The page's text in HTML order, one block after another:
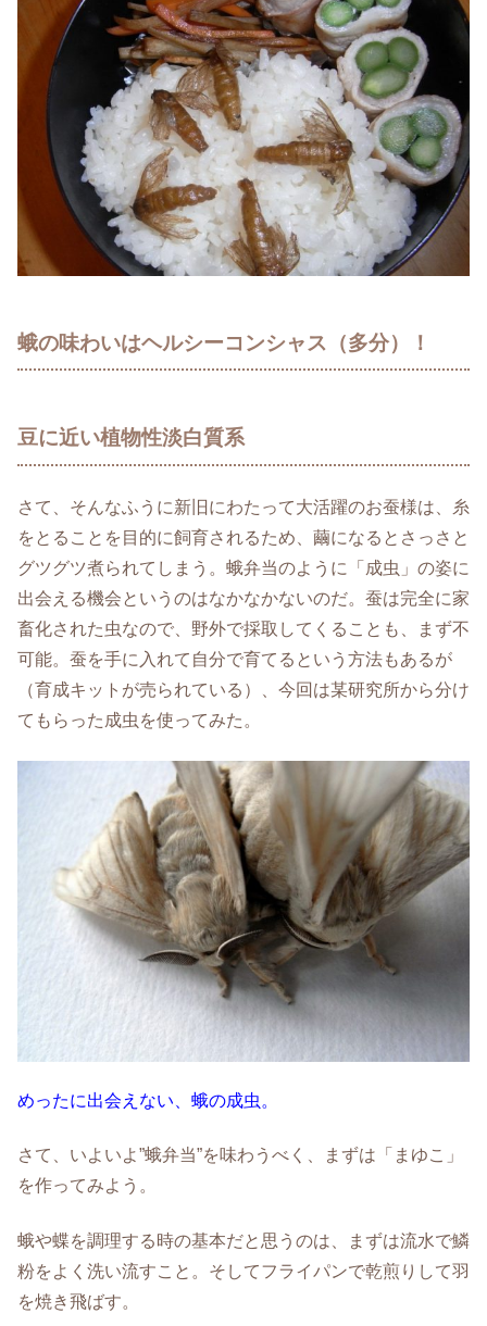
蛾の味わいはヘルシーコンシャス（多分）！
豆に近い植物性淡白質系
さて、そんなふうに新旧にわたって大活躍のお蚕様は、糸
をとることを目的に飼育されるため、繭になるとさっさと
グツグツ煮られてしまう。蛾弁当のように「成虫」の姿に
出会える機会というのはなかなかないのだ。蚕は完全に家
畜化された虫なので、野外で採取してくることも、まず不
可能。蚕を手に入れて自分で育てるという方法もあるが
（育成キットが売られている）、今回は某研究所から分け
てもらった成虫を使ってみた。
めったに出会えない、蛾の成虫。
さて、いよいよ”蛾弁当”を味わうべく、まずは「まゆこ」
を作ってみよう。
蛾や蝶を調理する時の基本だと思うのは、まずは流水で鱗
粉をよく洗い流すこと。そしてフライパンで乾煎りして羽
を焼き飛ばす。